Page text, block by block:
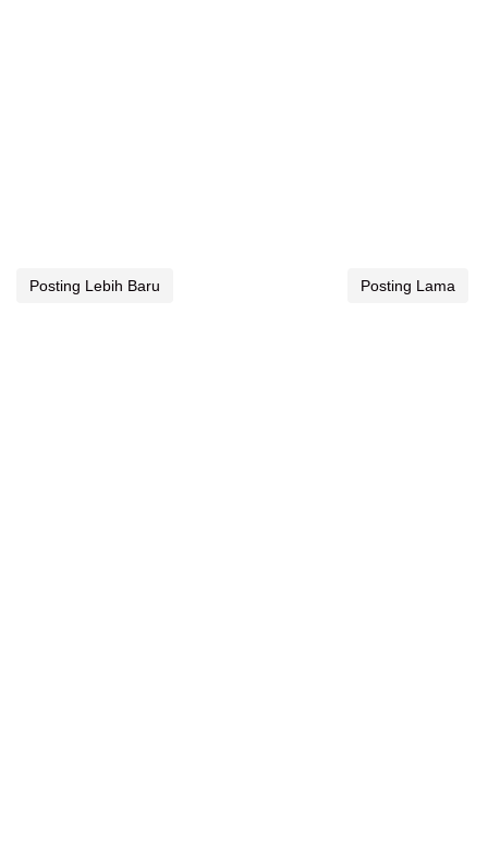
Posting Lebih Baru Posting Lama